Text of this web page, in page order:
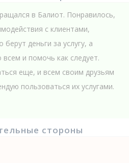
в Балиот. Понравилось,
с клиентами,
берут деньги за услугу, а
и помочь как следует.
еще, и всем своим друзьям
пользоваться их услугами.
стороны